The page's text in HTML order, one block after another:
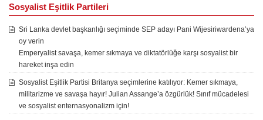
Sosyalist Eşitlik Partileri
Sri Lanka devlet başkanlığı seçiminde SEP adayı Pani Wijesiriwardena’ya
oy verin
Emperyalist savaşa, kemer sıkmaya ve diktatörlüğe karşı sosyalist bir
hareket inşa edin
Sosyalist Eşitlik Partisi Britanya seçimlerine katılıyor: Kemer sıkmaya,
militarizme ve savaşa hayır! Julian Assange’a özgürlük! Sınıf mücadelesi
ve sosyalist enternasyonalizm için!